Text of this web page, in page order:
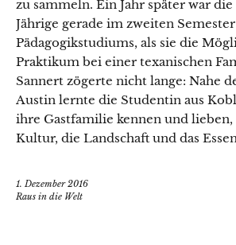
zu sammeln. Ein Jahr später war die
Jährige gerade im zweiten
Pädagogikstudiums, als sie die
Praktikum bei einer texanischen
Sannert zögerte nicht lange: Nahe
Austin lernte die Studentin aus
ihre Gastfamilie kennen und lieben,
Kultur, die Landschaft und das
1. Dezember 2016
Raus in die Welt